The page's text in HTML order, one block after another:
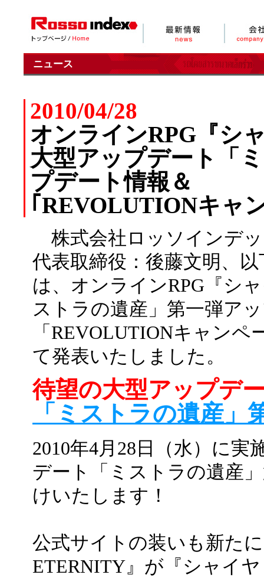
ニュース
2010/04/28
オンラインRPG『シ
大型アップデート「
プデート情報＆
｢REVOLUTIONキャ
株式会社ロッソインデ
代表取締役：後藤文明、
は、オンラインRPG『シ
ストラの遺産」第一弾ア
「REVOLUTIONキャン
て発表いたしました。
待望の大型アップデ
「ミストラの遺産」
2010年4月28日（水）に
デート「ミストラの遺産
けいたします！
公式サイトの装いも新た
ETERNITY』が『シャイ